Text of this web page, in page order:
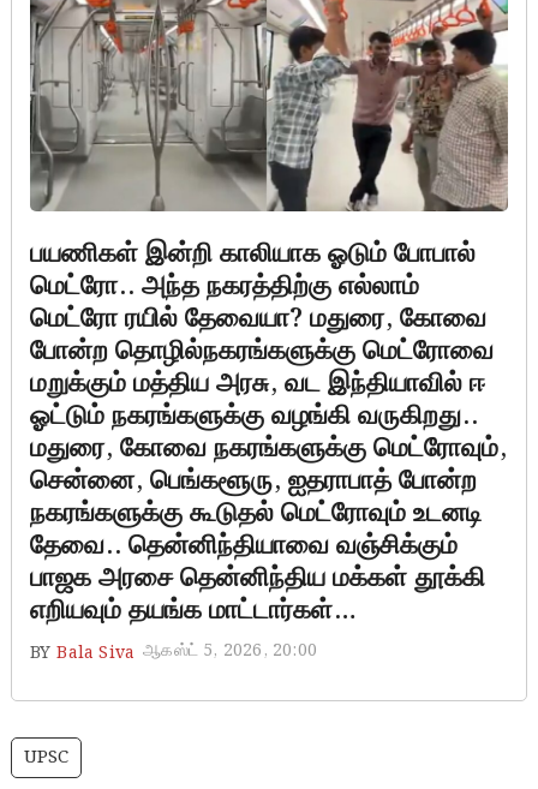
பயணிகள் இன்றி காலியாக ஓடும் போபால்
மெட்ரோ.. அந்த நகரத்திற்கு எல்லாம்
மெட்ரோ ரயில் தேவையா? மதுரை, கோவை
போன்ற தொழில்நகரங்களுக்கு மெட்ரோவை
மறுக்கும் மத்திய அரசு, வட இந்தியாவில் ஈ
ஓட்டும் நகரங்களுக்கு வழங்கி வருகிறது..
மதுரை, கோவை நகரங்களுக்கு மெட்ரோவும்,
சென்னை, பெங்களூரு, ஐதராபாத் போன்ற
நகரங்களுக்கு கூடுதல் மெட்ரோவும் உடனடி
தேவை.. தென்னிந்தியாவை வஞ்சிக்கும்
பாஜக அரசை தென்னிந்திய மக்கள் தூக்கி
எறியவும் தயங்க மாட்டார்கள்…
BY Bala Siva ஆகஸ்ட் 5, 2026, 20:00
UPSC